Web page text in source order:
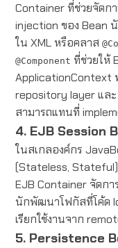
Container ที่ช่วยจัดก
injection ของ Bean
ใน XML หรือคลาส
@Component ที่ช่วยให้
ApplicationContext
repository layer แล
สามารถแทนที่
4. EJB Session
ในสเกลองค์กร
(Stateless, Stateful)
EJB Container จัดก
นักพัฒนาโฟกัสที่โค้ด
เรียกใช้งานจาก
5. Persistence